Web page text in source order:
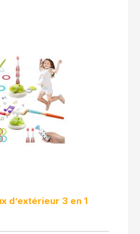
d’extérieur 3 en 1